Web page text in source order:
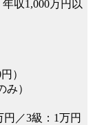
収1,000万円以
）
）
／3級：1万円